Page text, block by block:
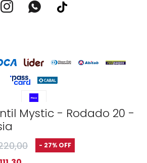
Mystic - Rodado 20 -
27
 
Hogar